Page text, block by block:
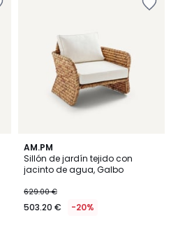
AM.PM
Sillón de jardín tejido con
jacinto de agua, Galbo
629.00 €
503.20 € -20%